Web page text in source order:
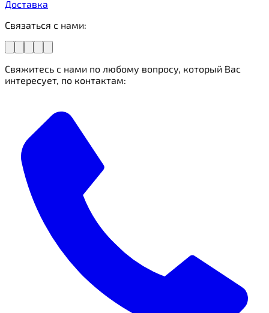
Доставка
Связаться с нами:
Свяжитесь с нами по любому вопросу, который Вас
интересует, по контактам: